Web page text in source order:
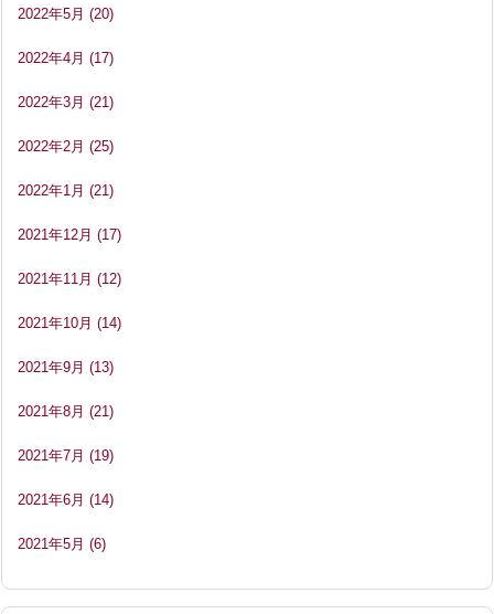
2022年5月 (20)
2022年4月 (17)
2022年3月 (21)
2022年2月 (25)
2022年1月 (21)
2021年12月 (17)
2021年11月 (12)
2021年10月 (14)
2021年9月 (13)
2021年8月 (21)
2021年7月 (19)
2021年6月 (14)
2021年5月 (6)